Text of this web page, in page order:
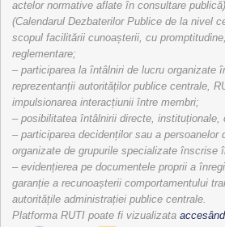
actelor normative aflate în consultare
(Calendarul Dezbaterilor Publice de la nivel
scopul facilitării cunoașterii, cu
reglementare;
– participarea la întâlniri de lucru organizate
reprezentanții autorităților publice centrale,
impulsionarea interacțiunii între membri;
– posibilitatea întâlnirii directe, instituționale,
– participarea decidenților sau a persoanelor
organizate de grupurile specializate înscrise
– evidențierea pe documentele proprii a
garanție a recunoașterii comportamentului
autoritățile administrației publice centrale.
Platforma RUTI poate fi vizualizata